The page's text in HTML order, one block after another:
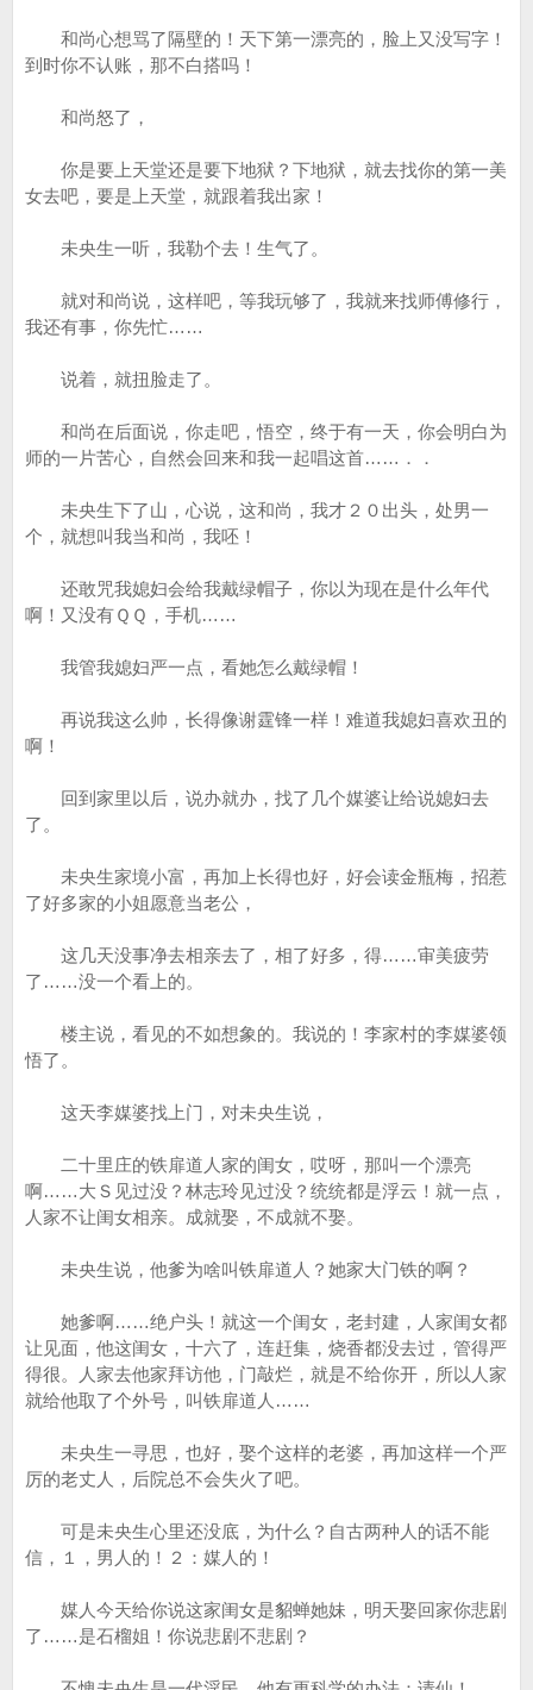
和尚心想骂了隔壁的！天下第一漂亮的，脸上又没写字！
到时你不认账，那不白搭吗！
和尚怒了，
你是要上天堂还是要下地狱？下地狱，就去找你的第一美
女去吧，要是上天堂，就跟着我出家！
未央生一听，我勒个去！生气了。
就对和尚说，这样吧，等我玩够了，我就来找师傅修行，
我还有事，你先忙……
说着，就扭脸走了。
和尚在后面说，你走吧，悟空，终于有一天，你会明白为
师的一片苦心，自然会回来和我一起唱这首……．．
未央生下了山，心说，这和尚，我才２０出头，处男一
个，就想叫我当和尚，我呸！
还敢咒我媳妇会给我戴绿帽子，你以为现在是什么年代
啊！又没有ＱＱ，手机……
我管我媳妇严一点，看她怎么戴绿帽！
再说我这么帅，长得像谢霆锋一样！难道我媳妇喜欢丑的
啊！
回到家里以后，说办就办，找了几个媒婆让给说媳妇去
了。
未央生家境小富，再加上长得也好，好会读金瓶梅，招惹
了好多家的小姐愿意当老公，
这几天没事净去相亲去了，相了好多，得……审美疲劳
了……没一个看上的。
楼主说，看见的不如想象的。我说的！李家村的李媒婆领
悟了。
这天李媒婆找上门，对未央生说，
二十里庄的铁扉道人家的闺女，哎呀，那叫一个漂亮
啊……大Ｓ见过没？林志玲见过没？统统都是浮云！就一点，
人家不让闺女相亲。成就娶，不成就不娶。
未央生说，他爹为啥叫铁扉道人？她家大门铁的啊？
她爹啊……绝户头！就这一个闺女，老封建，人家闺女都
让见面，他这闺女，十六了，连赶集，烧香都没去过，管得严
得很。人家去他家拜访他，门敲烂，就是不给你开，所以人家
就给他取了个外号，叫铁扉道人……
未央生一寻思，也好，娶个这样的老婆，再加这样一个严
厉的老丈人，后院总不会失火了吧。
可是未央生心里还没底，为什么？自古两种人的话不能
信，１，男人的！２：媒人的！
媒人今天给你说这家闺女是貂蝉她妹，明天娶回家你悲剧
了……是石榴姐！你说悲剧不悲剧？